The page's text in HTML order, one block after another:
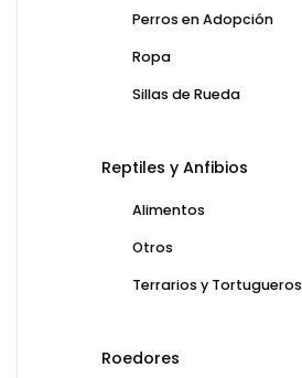
Perros en Adopción
Ropa
Sillas de Rueda
Reptiles y Anfibios
Alimentos
Otros
Terrarios y Tortugueros
Roedores